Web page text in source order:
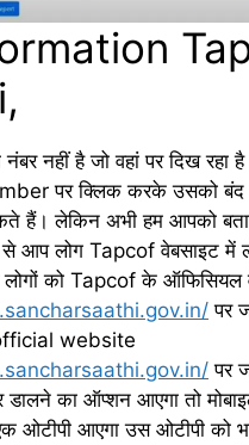
नहीं है जो वहां पर दिख रहा
पर क्लिक करके उसको
हैं। लेकिन अभी हम आपको
आप लोग Tapcof वेबसाइट में
को Tapcof के ऑफिसियल
पर
website
पर
डालने का ऑप्शन आएगा तो
ओटीपी आएगा उस ओटीपी को